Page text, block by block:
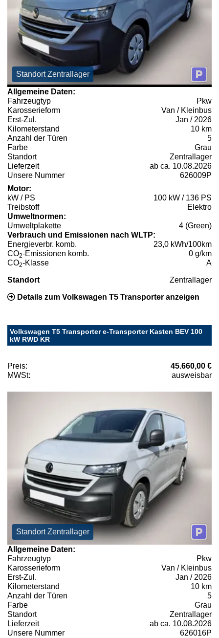
Standort Zentrallager
Allgemeine Daten:
Fahrzeugtyp
Pkw
Karosserieform
Van / Kleinbus
Erst-Zul.
Jan / 2026
Kilometerstand
10 km
Anzahl der Türen
5
Farbe
Grau
Standort
Zentrallager
Lieferzeit
ab ca. 10.08.2026
Unsere Nummer
626009P
Motor:
kW / PS
100 kW / 136 PS
Treibstoff
Elektro
Umweltnormen:
Umweltplakette
4 (Green)
Verbrauch und Emissionen nach WLTP:
Energieverbr. komb.
23,0 kWh/100km
CO2-Emissionen komb.
0 g/km
CO2-Klasse A
Standort Zentrallager
Details zum Volkswagen T5 Transporter anzeigen
Volkswagen T5 Transporter e-Transporter Kasten BEV 100
kW RWD KR
Preis:
45.660,00 €
MWSt:
ausweisbar
Standort Zentrallager
Allgemeine Daten:
Fahrzeugtyp
Pkw
Karosserieform
Van / Kleinbus
Erst-Zul.
Jan / 2026
Kilometerstand
10 km
Anzahl der Türen
5
Farbe
Grau
Standort
Zentrallager
Lieferzeit
ab ca. 10.08.2026
Unsere Nummer
626016P